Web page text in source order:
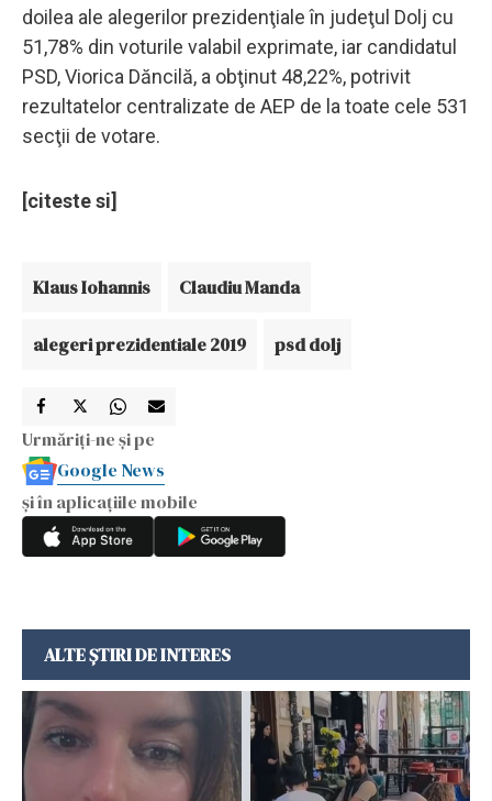
doilea ale alegerilor prezidenţiale în judeţul Dolj cu
51,78% din voturile valabil exprimate, iar candidatul
PSD, Viorica Dăncilă, a obţinut 48,22%, potrivit
rezultatelor centralizate de AEP de la toate cele 531
secţii de votare.
[citeste si]
Klaus Iohannis Claudiu Manda
alegeri prezidentiale 2019 psd dolj
Urmăriți-ne și pe
Google News
și în aplicațiile mobile
ALTE ȘTIRI DE INTERES